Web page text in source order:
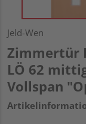
Jeld-Wen
Zimmertür
LÖ 62
Vollspan